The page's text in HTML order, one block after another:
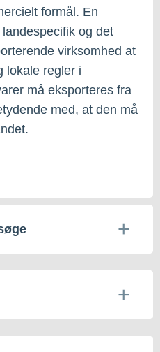
formål. En
og det
virksomhed at
lokale regler i
må eksporteres fra
med, at den må